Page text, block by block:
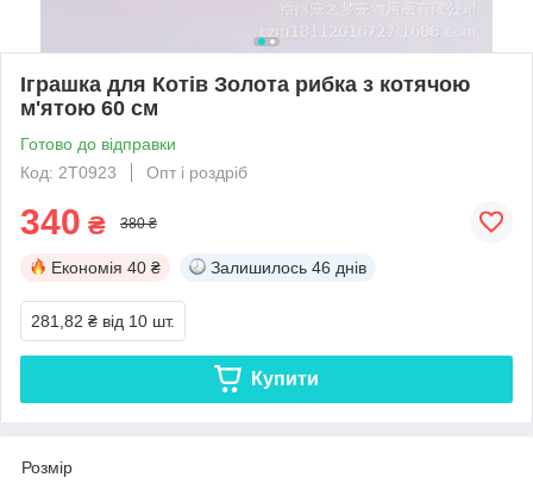
Іграшка для Котів Золота рибка з котячою
м'ятою 60 см
Готово до відправки
Код: 2T0923
Опт і роздріб
340 ₴ 380 ₴
Економія 40 ₴ Залишилось 46 днів
281,82 ₴ від 10 шт.
Купити
Розмір